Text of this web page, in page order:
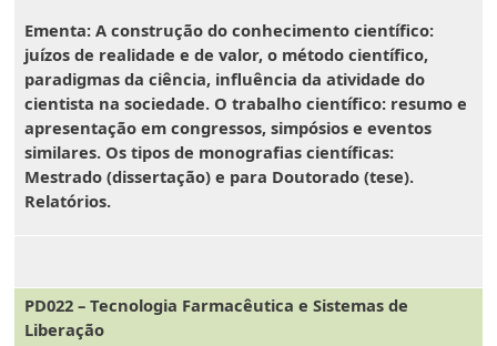
Ementa: A construção do conhecimento científico:
juízos de realidade e de valor, o método científico,
paradigmas da ciência, influência da atividade do
cientista na sociedade. O trabalho científico: resumo e
apresentação em congressos, simpósios e eventos
similares. Os tipos de monografias científicas:
Mestrado (dissertação) e para Doutorado (tese).
Relatórios.
PD022 – Tecnologia Farmacêutica e Sistemas de
Liberação